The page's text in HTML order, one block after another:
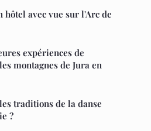
hôtel avec vue sur l'Arc de
expériences de
montagnes de Jura en
traditions de la danse
?